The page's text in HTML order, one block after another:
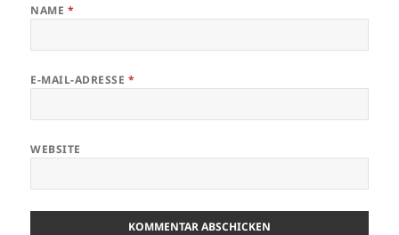
NAME *
E-MAIL-ADRESSE *
WEBSITE